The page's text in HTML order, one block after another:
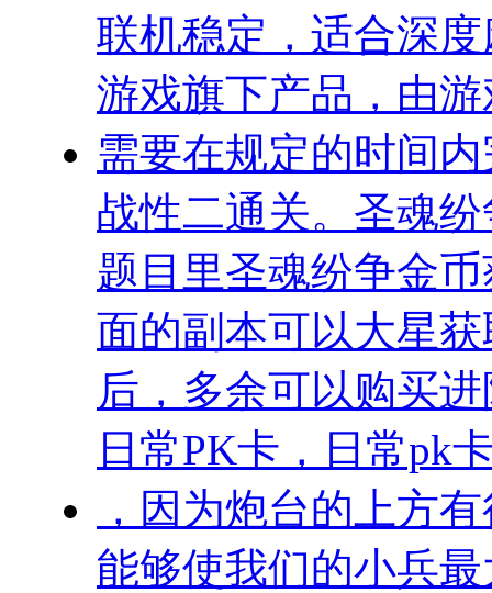
联机稳定，适合深
游戏旗下产品，由
需要在规定的时间
战性二通关。圣魂
题目里圣魂纷争金
面的副本可以大星
后，多余可以购买
日常PK卡，日常pk
，因为炮台的上方
能够使我们的小兵